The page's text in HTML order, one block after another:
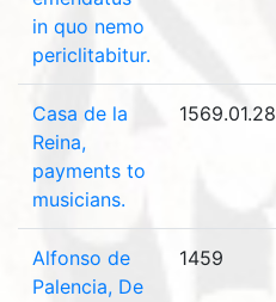
in quo nemo
periclitabitur.
Casa de la
Reina,
payments to
musicians.
1569.01.28
Alfonso de
Palencia, De
1459